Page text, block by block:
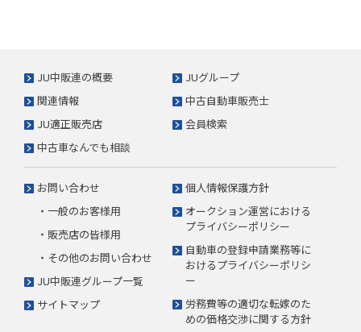
JU中販連の概要
JUグループ
関連情報
中古自動車販売士
JU適正販売店
会員検索
中古車なんでも相談
お問い合わせ
・一般のお客様用
・販売店の皆様用
・その他のお問い合わせ
JU中販連グループ一覧
サイトマップ
個人情報保護方針
オークション運営における
プライバシーポリシー
自動車の登録申請業務等に
おけるプライバシーポリシ
ー
労務費等の適切な転嫁のた
めの価格交渉に関する方針